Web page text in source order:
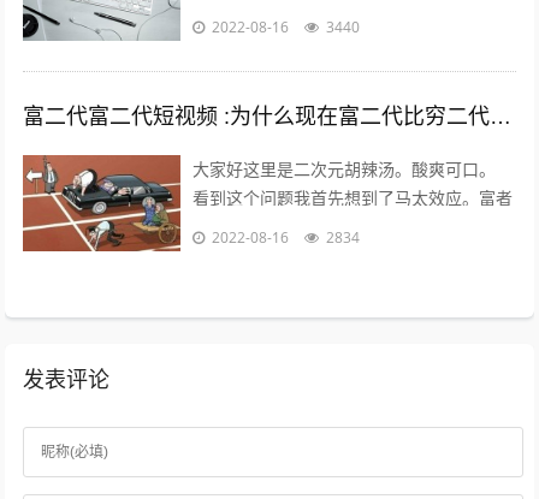
有尝试过在其他地方下载，在越狱最火热的
2022-08-16 3440
富二代富二代短视频 :为什么现在富二代比穷二代努力？
大家好这里是二次元胡辣汤。酸爽可口。
看到这个问题我首先想到了马太效应。富者
更富，穷者更穷。这也是一个不争的事实。
2022-08-16 2834
发表评论